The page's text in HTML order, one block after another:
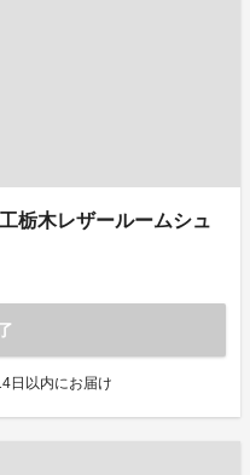
栃木レザールームシュ
日以内にお届け